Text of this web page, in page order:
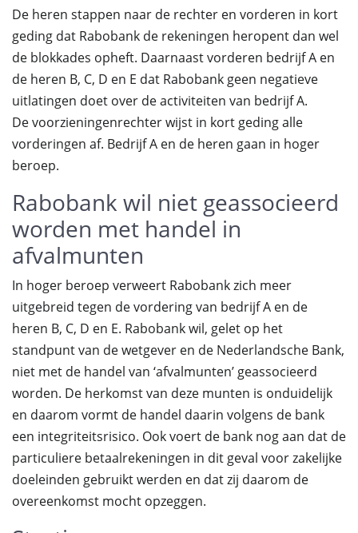
De heren stappen naar de rechter en vorderen in kort
geding dat Rabobank de rekeningen heropent dan wel
de blokkades opheft. Daarnaast vorderen bedrijf A en
de heren B, C, D en E dat Rabobank geen negatieve
uitlatingen doet over de activiteiten van bedrijf A.
De voorzieningenrechter wijst in kort geding alle
vorderingen af. Bedrijf A en de heren gaan in hoger
beroep.
Rabobank wil niet geassocieerd
worden met handel in
afvalmunten
In hoger beroep verweert Rabobank zich meer
uitgebreid tegen de vordering van bedrijf A en de
heren B, C, D en E. Rabobank wil, gelet op het
standpunt van de wetgever en de Nederlandsche Bank,
niet met de handel van ‘afvalmunten’ geassocieerd
worden. De herkomst van deze munten is onduidelijk
en daarom vormt de handel daarin volgens de bank
een integriteitsrisico. Ook voert de bank nog aan dat de
particuliere betaalrekeningen in dit geval voor zakelijke
doeleinden gebruikt werden en dat zij daarom de
overeenkomst mocht opzeggen.